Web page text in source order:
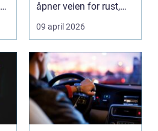
åpner veien for rust,
verdifall og dy...
09 april 2026